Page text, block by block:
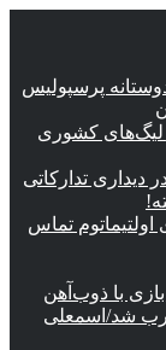
پرسپولیس
لیگ‌های کشوری
دیداری تدارکاتی
اولتیماتوم تماس
با ذوب‌آهن
شد/اسمعلی